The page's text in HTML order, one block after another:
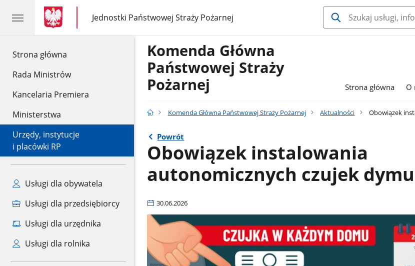
Strona główna
Rada Ministrów
Kancelaria Premiera
Ministerstwa
Urzędy, instytucje
i placówki RP
Usługi dla obywatela
Usługi dla przedsiębiorcy
Usługi dla urzędnika
Usługi dla rolnika
gov.pl
gov.pl
Jednostki Państwowej Straży Pożarnej
gov.pl
Jednostki
Państwowej
Komenda Główna
Państwowej Straży
Pożarnej
Strona główna O
Komenda Główna Państwowej Straży Pożarnej Aktualności Obowiązek
Powrót
Obowiązek instalowania
autonomicznych czujek
30.06.2026